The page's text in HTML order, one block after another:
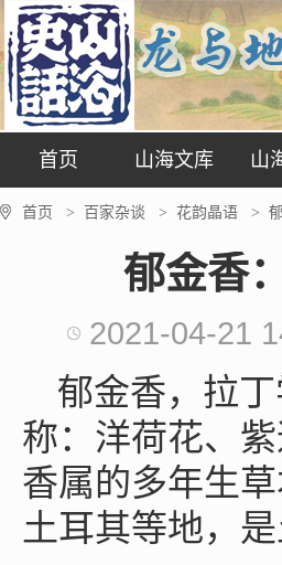
首页 山海文库 山
首页 > 百家杂谈 > 花韵晶语 >
郁金香
2021-04-21
郁金香，拉
称：洋荷花、
香属的多年生
土耳其等地，